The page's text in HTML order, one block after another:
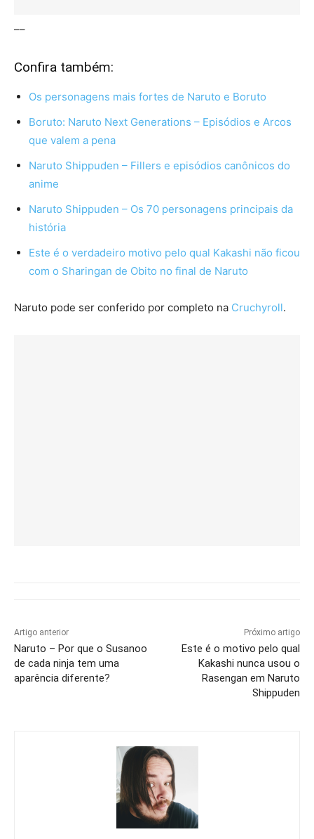
––
Confira também:
Os personagens mais fortes de Naruto e Boruto
Boruto: Naruto Next Generations – Episódios e Arcos
que valem a pena
Naruto Shippuden – Fillers e episódios canônicos do
anime
Naruto Shippuden – Os 70 personagens principais da
história
Este é o verdadeiro motivo pelo qual Kakashi não ficou
com o Sharingan de Obito no final de Naruto
Naruto pode ser conferido por completo na Cruchyroll.
Artigo anterior
Naruto – Por que o Susanoo
de cada ninja tem uma
aparência diferente?
Próximo artigo
Este é o motivo pelo qual
Kakashi nunca usou o
Rasengan em Naruto
Shippuden